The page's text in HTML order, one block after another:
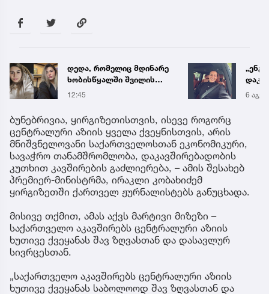
დედა, რომელიც მდინარე
ხობისწყალში შვილის
გადასარჩენად შევიდა,
გარდაცვლილი იპოვეს
12:45 6 აგვ
ბუნებრივია, ყირგიზეთისთვის, ისევე როგორც
ცენტრალური აზიის ყველა ქვეყნისთვის, არის
მნიშვნელოვანი საქართველოსთან ეკონომიკური,
სავაჭრო თანამშრომლობა, დაკავშირებადობის
კუთხით კავშირების გაძლიერება, – ამის შესახებ
პრემიერ-მინისტრმა, ირაკლი კობახიძემ
ყირგიზეთში ქართველ ჟურნალისტებს განუცხადა.
მისივე თქმით, ამას აქვს მარტივი მიზეზი –
საქართველო აკავშირებს ცენტრალური აზიის
ხუთივე ქვეყანას შავ ზღვასთან და დასავლურ
სივრცესთან.
„საქართველო აკავშირებს ცენტრალური აზიის
ხუთივე ქვეყანას საბოლოოდ შავ ზღვასთან და